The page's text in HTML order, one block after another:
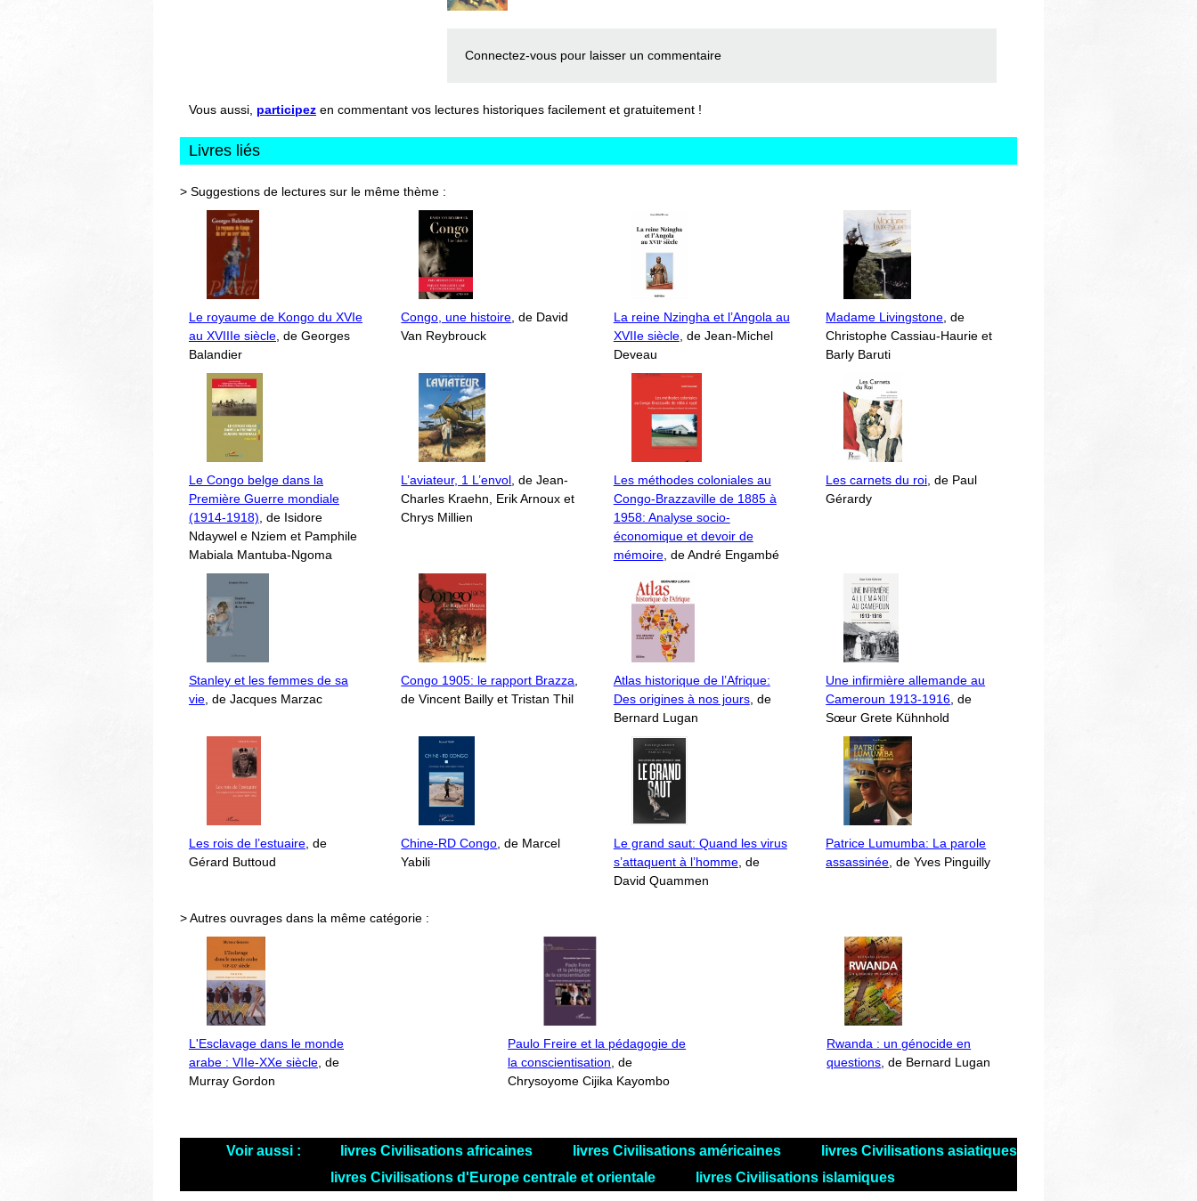
Connectez-vous pour laisser un commentaire
Vous aussi, participez en commentant vos lectures historiques facilement et gratuitement !
Livres liés
> Suggestions de lectures sur le même thème :
Le royaume de Kongo du XVIe
au XVIIIe siècle , de Georges
Balandier
Congo, une histoire , de David
Van Reybrouck
La reine Nzingha et l’Angola au
XVIIe siècle, de Jean-Michel
Deveau
Madame Livingstone , de
Christophe Cassiau-Haurie et
Barly Baruti
Le Congo belge dans la
Première Guerre mondiale
(1914-1918) , de Isidore
Ndaywel e Nziem et Pamphile
Mabiala Mantuba-Ngoma
L’aviateur, 1 L’envol , de Jean-
Charles Kraehn, Erik Arnoux et
Chrys Millien
Les méthodes coloniales au
Congo-Brazzaville de 1885 à
1958: Analyse socio-
économique et devoir de
mémoire, de André Engambé
Les carnets du roi , de Paul
Gérardy
Stanley et les femmes de sa
vie , de Jacques Marzac
Congo 1905: le rapport Brazza
de Vincent Bailly et Tristan Thil
Atlas historique de l’Afrique:
Des origines à nos jours, de
Bernard Lugan
Une infirmière allemande au
Cameroun 1913-1916 , de
Sœur Grete Kühnhold
Les rois de l’estuaire , de
Gérard Buttoud
Chine-RD Congo , de Marcel
Yabili
Le grand saut: Quand les virus
s’attaquent à l’homme, de
David Quammen
Patrice Lumumba: La parole
assassinée , de Yves Pinguilly
> Autres ouvrages dans la même catégorie :
L'Esclavage dans le monde
arabe : VIIe-XXe siècle , de
Murray Gordon
Paulo Freire et la pédagogie de
la conscientisation , de
Chrysoyome Cijika Kayombo
Rwanda : un génocide en
questions , de Bernard Lugan
Voir aussi : livres Civilisations africaines livres Civilisations américaines
livres Civilisations asiatiques
livres Civilisations d'Europe centrale et orientale
livres Civilisations islamiques